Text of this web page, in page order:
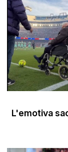
L'emotiva